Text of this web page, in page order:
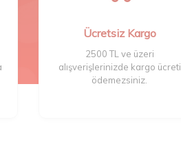
Ücretsiz Kargo
2500 TL ve üzeri
alışverişlerinizde kargo ücreti
ödemezsiniz.